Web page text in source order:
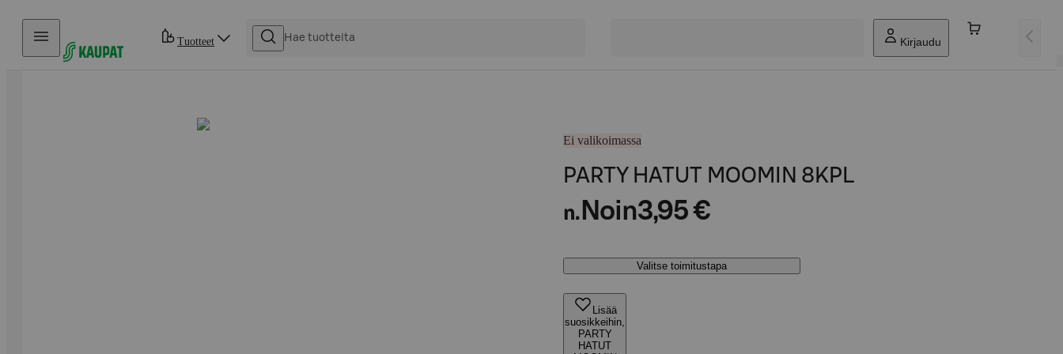
Hyppää sisältöön
Tuotteet Kirjaudu
Ei valikoimassa
PARTY HATUT MOOMIN 8KPL
n. Noin3,95 €
Valitse toimitustapa
Lisää
suosikkeihin,
PARTY
HATUT